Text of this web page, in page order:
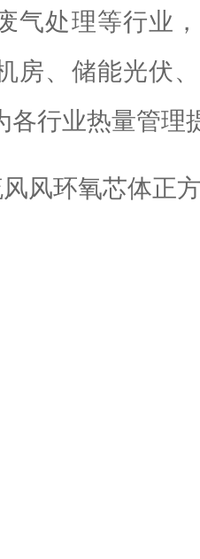
气处理等行业
房、储能光伏
各行业热量管理